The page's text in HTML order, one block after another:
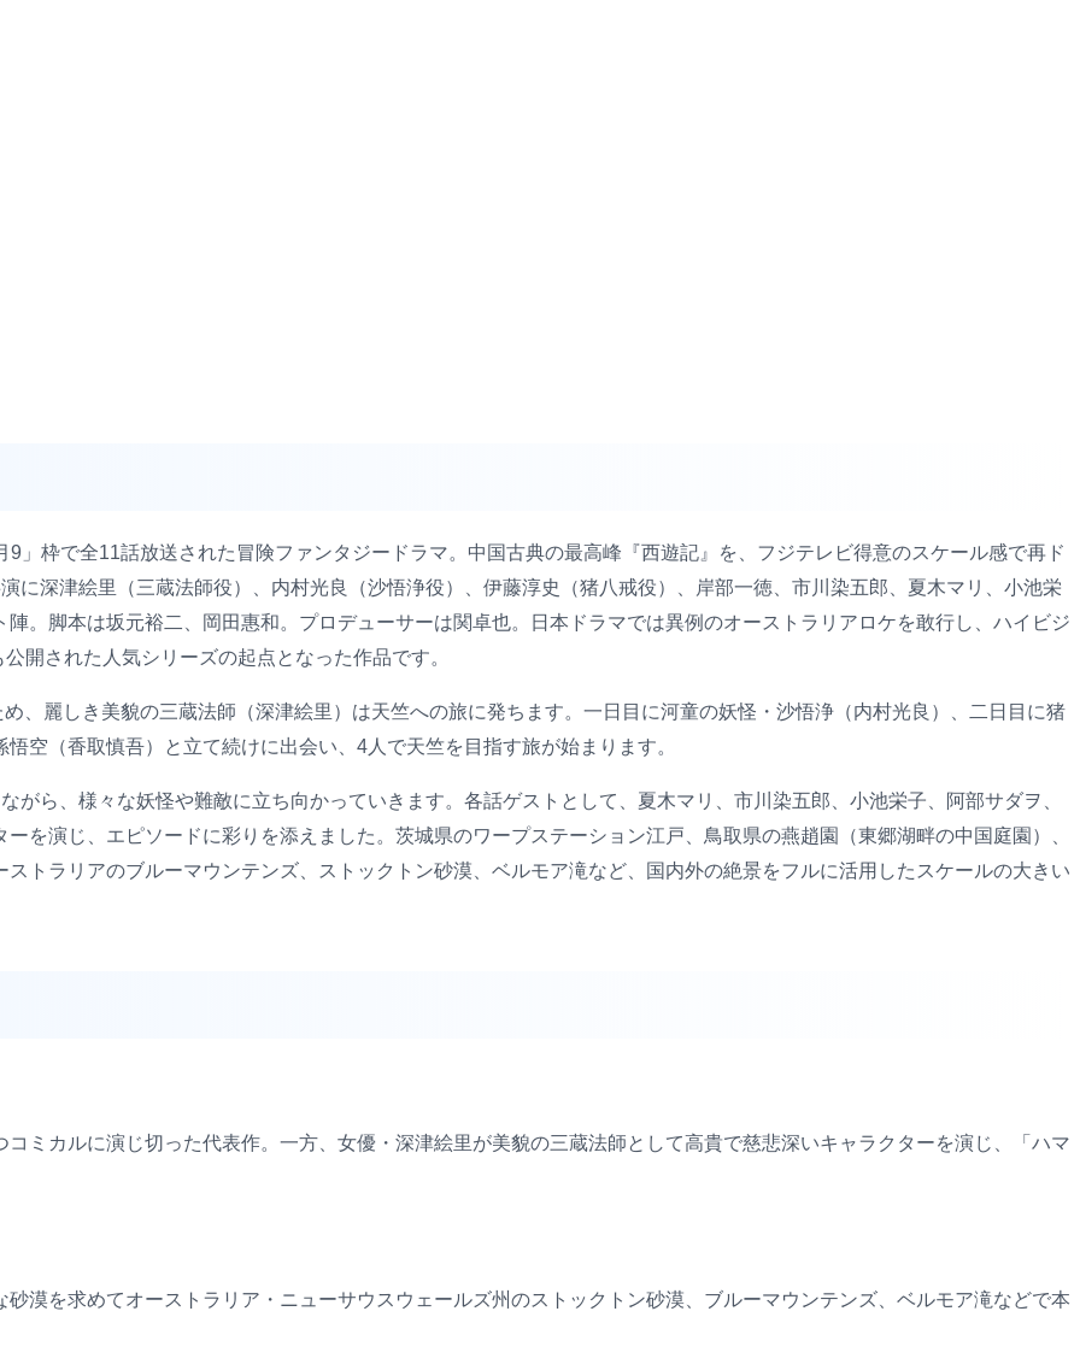
」枠で全11話放送された冒険ファンタジードラマ。中国古典の最高峰『西遊記』を、フジテレビ得意のスケール感で再ド
に深津絵里（三蔵法師役）、内村光良（沙悟浄役）、伊藤淳史（猪八戒役）、岸部一徳、市川染五郎、夏木マリ、小池栄
。脚本は坂元裕二、岡田惠和。プロデューサーは関卓也。日本ドラマでは異例のオーストラリアロケを敢行し、ハイビジ
開された人気シリーズの起点となった作品です。
、麗しき美貌の三蔵法師（深津絵里）は天竺への旅に発ちます。一日目に河童の妖怪・沙悟浄（内村光良）、二日目に猪
空（香取慎吾）と立て続けに出会い、4人で天竺を目指す旅が始まります。
がら、様々な妖怪や難敵に立ち向かっていきます。各話ゲストとして、夏木マリ、市川染五郎、小池栄子、阿部サダヲ、
を演じ、エピソードに彩りを添えました。茨城県のワープステーション江戸、鳥取県の燕趙園（東郷湖畔の中国庭園）、
トラリアのブルーマウンテンズ、ストックトン砂漠、ベルモア滝など、国内外の絶景をフルに活用したスケールの大きい
ミカルに演じ切った代表作。一方、女優・深津絵里が美貌の三蔵法師として高貴で慈悲深いキャラクターを演じ、「ハマ
漠を求めてオーストラリア・ニューサウスウェールズ州のストックトン砂漠、ブルーマウンテンズ、ベルモア滝などで本